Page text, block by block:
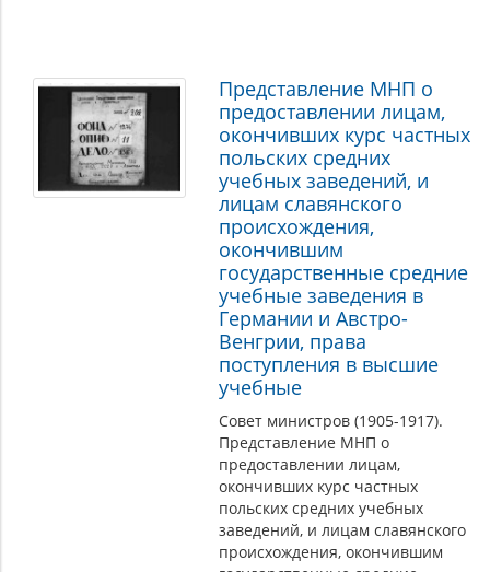
Представление МНП о
предоставлении лицам,
окончивших курс частных
польских средних
учебных заведений, и
лицам славянского
происхождения,
окончившим
государственные средние
учебные заведения в
Германии и Австро-
Венгрии, права
поступления в высшие
учебные
Совет министров (1905-1917).
Представление МНП о
предоставлении лицам,
окончивших курс частных
польских средних учебных
заведений, и лицам славянского
происхождения, окончившим